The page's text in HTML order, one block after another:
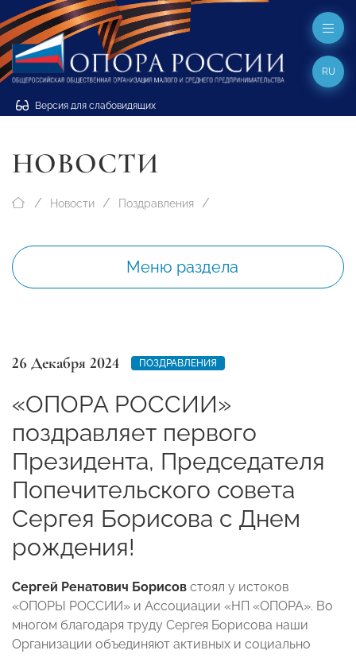
Версия для слабовидящих
RU
НОВОСТИ
Новости Поздравления
Меню раздела
26 Декабря 2024 ПОЗДРАВЛЕНИЯ
«ОПОРА РОССИИ»
поздравляет первого
Президента, Председателя
Попечительского совета
Сергея Борисова с Днем
рождения!
Сергей Ренатович Борисов стоял у истоков
«ОПОРЫ РОССИИ» и Ассоциации «НП «ОПОРА». Во
многом благодаря труду Сергея Борисова наши
Организации объединяют активных и социально